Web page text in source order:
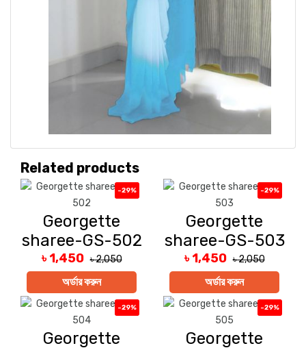
Related products
-29%
Georgette
sharee-GS-502
৳ 1,450 ৳ 2,050
অর্ডার করুন
-29%
Georgette
sharee-GS-503
৳ 1,450 ৳ 2,050
অর্ডার করুন
-29%
Georgette
-29%
Georgette